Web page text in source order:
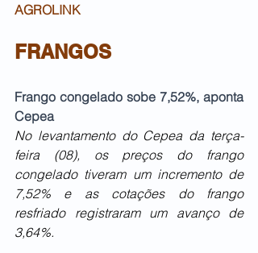
AGROLINK
FRANGOS
Frango congelado sobe 7,52%, aponta
Cepea
No levantamento do Cepea da terça-
feira (08), os preços do frango
congelado tiveram um incremento de
7,52% e as cotações do frango
resfriado registraram um avanço de
3,64%.